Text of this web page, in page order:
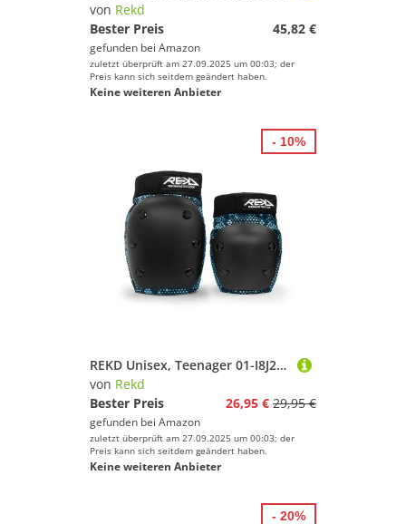
von Rekd
Bester Preis
45,82 €
gefunden bei Amazon
zuletzt überprüft am 27.09.2025 um 00:03; der
Preis kann sich seitdem geändert haben.
Keine weiteren Anbieter
REKD Unisex, Teenager 01-I8J2-F4D8 Schutzset für Skateboard, Erwachsene, Blau, Medium
von Rekd
Bester Preis
26,95 € 29,95 €
gefunden bei Amazon
zuletzt überprüft am 27.09.2025 um 00:03; der
Preis kann sich seitdem geändert haben.
Keine weiteren Anbieter
- 10%
- 20%